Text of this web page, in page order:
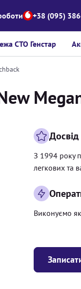
+38 (095)
СТО Генстар
З 1994 року
легкових та
Виконуємо